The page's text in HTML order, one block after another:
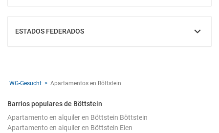
ESTADOS FEDERADOS
MOSTRAR
WG-Gesucht Apartamentos en Böttstein
Barrios populares de Böttstein
Apartamento en alquiler en Böttstein Böttstein
Apartamento en alquiler en Böttstein Eien